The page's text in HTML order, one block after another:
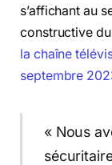
s’affichant au
constructive
la chaîne
septembre
« Nous